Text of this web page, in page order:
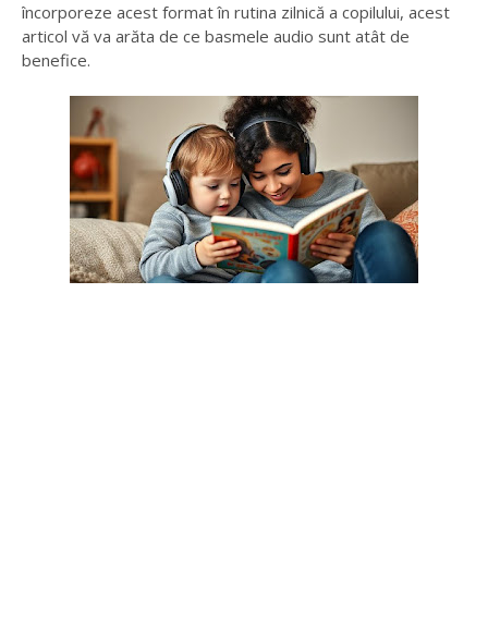
încorporeze acest format în rutina zilnică a copilului, acest
articol vă va arăta de ce basmele audio sunt atât de
benefice.